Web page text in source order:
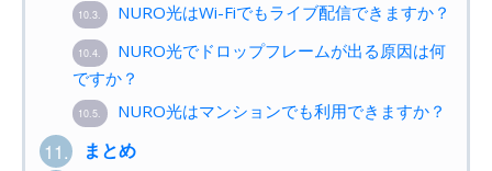
10.3. NURO光はWi-Fiでもライブ配信できますか？
10.4.
NURO光でドロップフレームが出る原因は何
ですか？
10.5. NURO光はマンションでも利用できますか？
11. まとめ